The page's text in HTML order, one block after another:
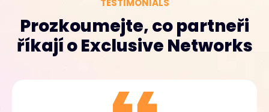
Prozkoumejte, co partneři
říkají o Exclusive Networks